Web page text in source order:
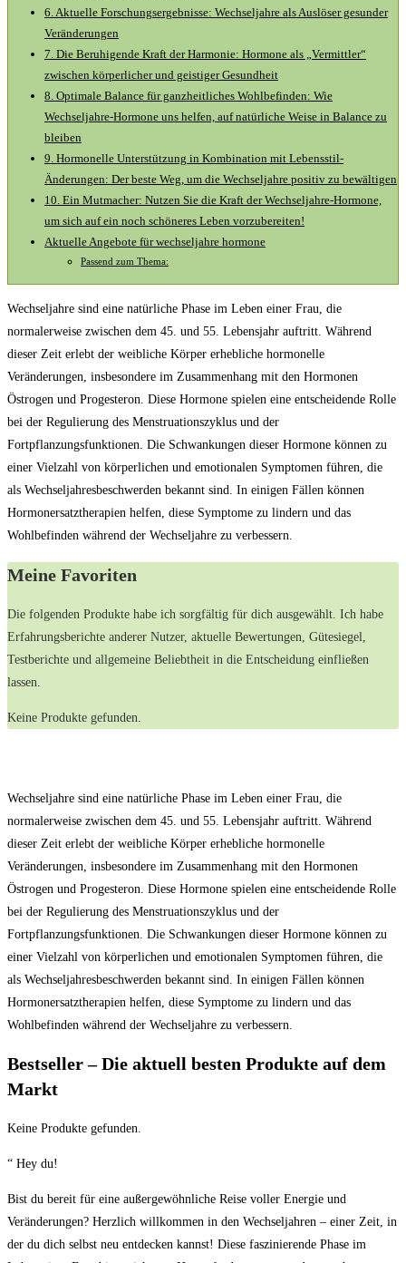
6. Aktuelle Forschungsergebnisse: Wechseljahre als Auslöser gesunder
Veränderungen
7. Die Beruhigende Kraft der Harmonie: Hormone als „Vermittler“
zwischen körperlicher und geistiger Gesundheit
8. Optimale Balance für ganzheitliches Wohlbefinden: Wie
Wechseljahre-Hormone uns helfen, auf natürliche Weise in Balance zu
bleiben
9. Hormonelle Unterstützung in Kombination mit Lebensstil-
Änderungen: Der beste Weg, um die Wechseljahre positiv zu bewältigen
10. Ein Mutmacher: Nutzen Sie die Kraft der Wechseljahre-Hormone,
um sich auf ein noch schöneres Leben vorzubereiten!
Aktuelle Angebote für wechseljahre hormone
Passend zum Thema:
Wechseljahre sind eine natürliche Phase im Leben einer Frau, die
normalerweise zwischen dem 45. und 55. Lebensjahr auftritt. Während
dieser Zeit erlebt der weibliche Körper erhebliche hormonelle
Veränderungen, insbesondere im Zusammenhang mit den Hormonen
Östrogen und Progesteron. Diese Hormone spielen eine entscheidende Rolle
bei der Regulierung des Menstruationszyklus und der
Fortpflanzungsfunktionen. Die Schwankungen dieser Hormone können zu
einer Vielzahl von körperlichen und emotionalen Symptomen führen, die
als Wechseljahresbeschwerden bekannt sind. In einigen Fällen können
Hormonersatztherapien helfen, diese Symptome zu lindern und das
Wohlbefinden während der Wechseljahre zu verbessern.
Meine Favoriten
Die folgenden Produkte habe ich sorgfältig für dich ausgewählt. Ich habe
Erfahrungsberichte anderer Nutzer, aktuelle Bewertungen, Gütesiegel,
Testberichte und allgemeine Beliebtheit in die Entscheidung einfließen
lassen.
Keine Produkte gefunden.
Wechseljahre sind eine natürliche Phase im Leben einer Frau, die
normalerweise zwischen dem 45. und 55. Lebensjahr auftritt. Während
dieser Zeit erlebt der weibliche Körper erhebliche hormonelle
Veränderungen, insbesondere im Zusammenhang mit den Hormonen
Östrogen und Progesteron. Diese Hormone spielen eine entscheidende Rolle
bei der Regulierung des Menstruationszyklus und der
Fortpflanzungsfunktionen. Die Schwankungen dieser Hormone können zu
einer Vielzahl von körperlichen und emotionalen Symptomen führen, die
als Wechseljahresbeschwerden bekannt sind. In einigen Fällen können
Hormonersatztherapien helfen, diese Symptome zu lindern und das
Wohlbefinden während der Wechseljahre zu verbessern.
Bestseller – Die aktuell besten Produkte auf dem
Markt
Keine Produkte gefunden.
“ Hey du!
Bist du bereit für eine außergewöhnliche Reise voller Energie und
Veränderungen? Herzlich willkommen in den Wechseljahren – einer Zeit, in
der du dich selbst neu entdecken kannst! Diese faszinierende Phase im